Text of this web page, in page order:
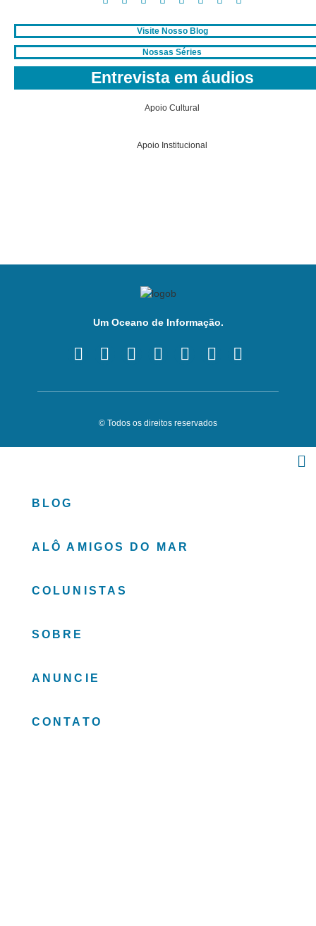
Visite Nosso Blog
Nossas Séries
Entrevista em áudios
Apoio Cultural
Apoio Institucional
Um Oceano de Informação.
© Todos os direitos reservados
BLOG
ALÔ AMIGOS DO MAR
COLUNISTAS
SOBRE
ANUNCIE
CONTATO